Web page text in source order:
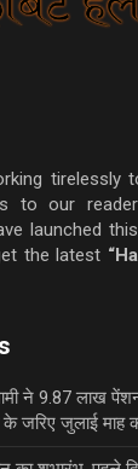
tirelessly
to our
launched
the latest
ने 9.87 लाख
के जरिए जुलाई माह